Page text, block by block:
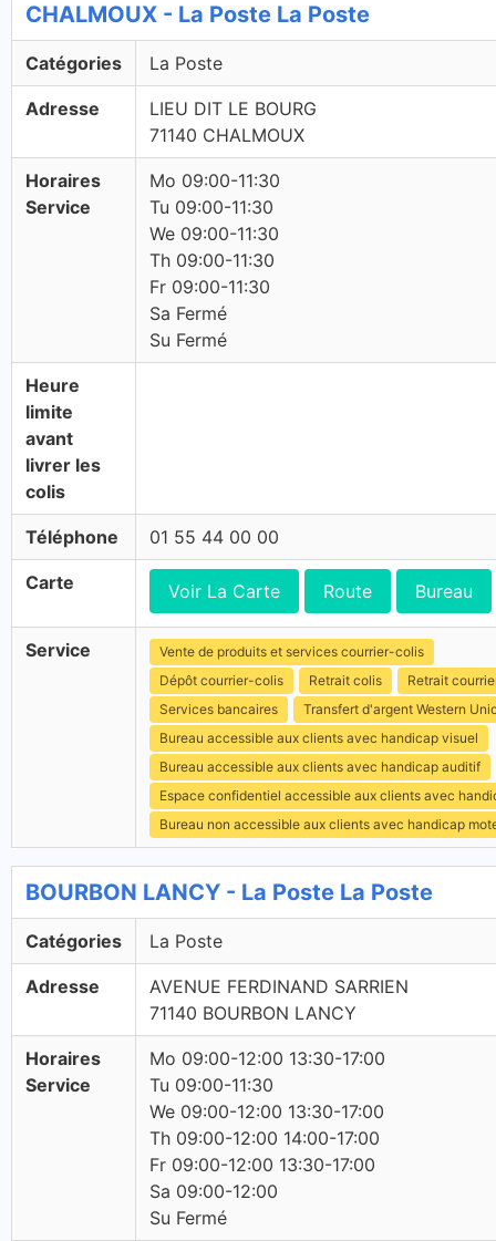
CHALMOUX - La Poste La Poste
Catégories La Poste
Adresse
LIEU DIT LE BOURG
71140 CHALMOUX
Horaires
Service
Mo 09:00-11:30
Tu 09:00-11:30
We 09:00-11:30
Th 09:00-11:30
Fr 09:00-11:30
Sa Fermé
Su Fermé
Heure
limite
avant
livrer les
colis
Téléphone 01 55 44 00 00
Carte Voir La Carte Route Bureau
Service
Vente de produits et services courrier-colis
Dépôt courrier-colis
Retrait colis
Retrait
Services bancaires
Transfert d'argent Western
Bureau accessible aux clients avec handicap visuel
Bureau accessible aux clients avec handicap auditif
Espace confidentiel accessible aux clients avec
Bureau non accessible aux clients avec handicap
BOURBON LANCY - La Poste La Poste
Catégories La Poste
Adresse
AVENUE FERDINAND SARRIEN
71140 BOURBON LANCY
Horaires
Service
Mo 09:00-12:00 13:30-17:00
Tu 09:00-11:30
We 09:00-12:00 13:30-17:00
Th 09:00-12:00 14:00-17:00
Fr 09:00-12:00 13:30-17:00
Sa 09:00-12:00
Su Fermé